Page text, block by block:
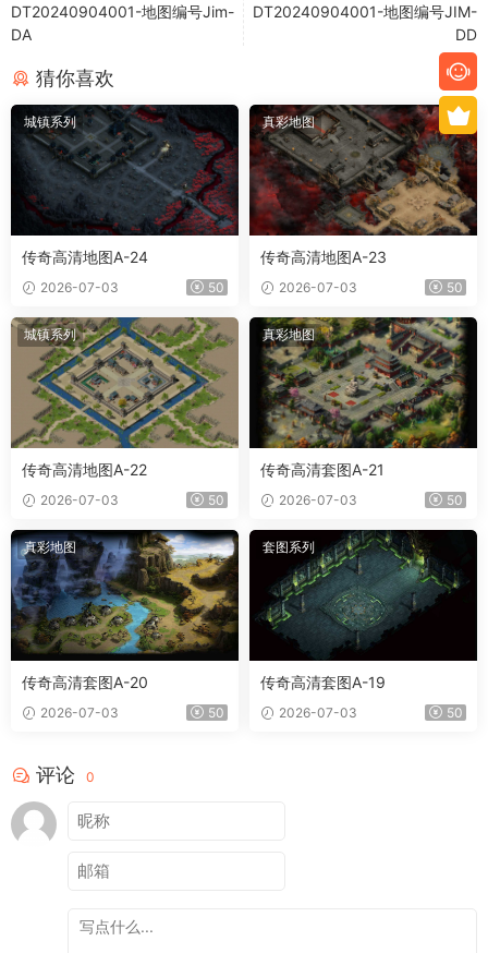
DT20240904001-地图编号Jim-
DA
DT20240904001-地图编号JIM-
DD
猜你喜欢
城镇系列
传奇高清地图A-24
2026-07-03 50
真彩地图
传奇高清地图A-23
2026-07-03 50
城镇系列
传奇高清地图A-22
2026-07-03 50
真彩地图
传奇高清套图A-21
2026-07-03 50
真彩地图
传奇高清套图A-20
2026-07-03 50
套图系列
传奇高清套图A-19
2026-07-03 50
评论 0